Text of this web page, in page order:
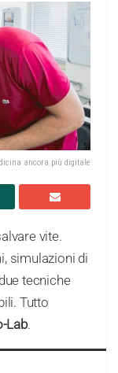
ancora più digitale
vite.
simulazioni di
tecniche
Tutto
Lab.